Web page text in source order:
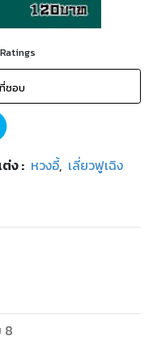
Ratings
ชอบ
ง : หวงอี้, เลี่ยวฟูเฉิง
8